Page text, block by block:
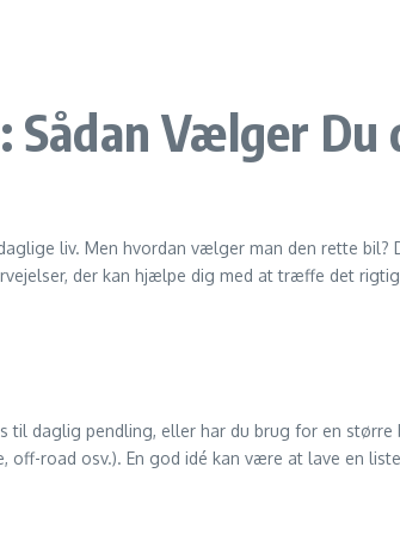
Vælger Du
liv. Men hvordan vælger man den rette bil?
der kan hjælpe dig med at træffe det
daglig pendling, eller har du brug for en
road osv.). En god idé kan være at lave en